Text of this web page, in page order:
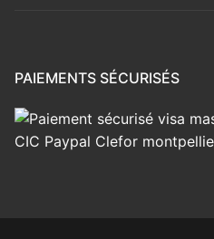
PAIEMENTS SÉCURISÉS